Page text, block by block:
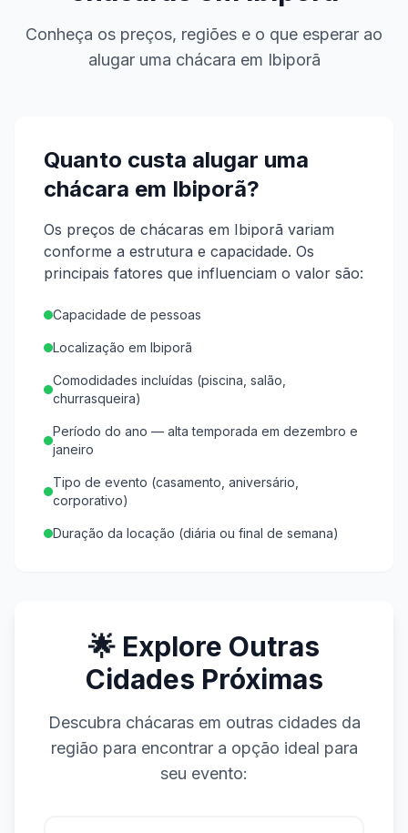
Conheça os preços, regiões e o que esperar ao
alugar uma chácara em Ibiporã
Quanto custa alugar uma
chácara em Ibiporã?
Os preços de chácaras em Ibiporã variam
conforme a estrutura e capacidade. Os
principais fatores que influenciam o valor são:
Capacidade de pessoas
Localização em Ibiporã
Comodidades incluídas (piscina, salão,
churrasqueira)
Período do ano — alta temporada em dezembro e
janeiro
Tipo de evento (casamento, aniversário,
corporativo)
Duração da locação (diária ou final de semana)
🌟 Explore Outras
Cidades Próximas
Descubra chácaras em outras cidades da
região para encontrar a opção ideal para
seu evento: